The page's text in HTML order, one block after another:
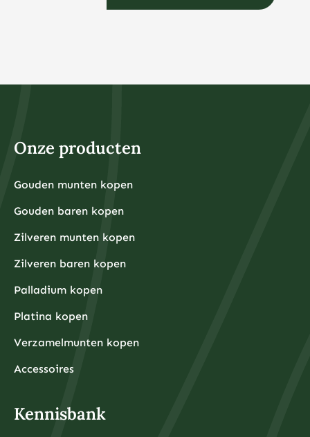
Onze producten
Gouden munten kopen
Gouden baren kopen
Zilveren munten kopen
Zilveren baren kopen
Palladium kopen
Platina kopen
Verzamelmunten kopen
Accessoires
Kennisbank